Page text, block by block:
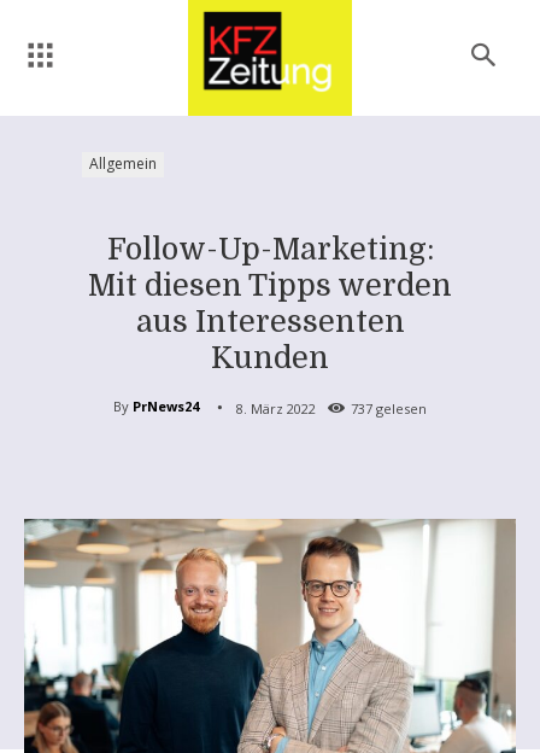
Allgemein
Follow-Up-Marketing:
Mit diesen Tipps werden
aus Interessenten
Kunden
By PrNews24 8. März 2022 737 gelesen